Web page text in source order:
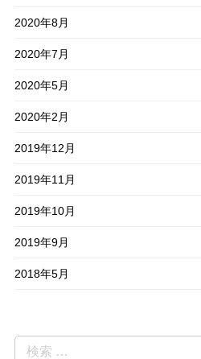
2020年8月
2020年7月
2020年5月
2020年2月
2019年12月
2019年11月
2019年10月
2019年9月
2018年5月